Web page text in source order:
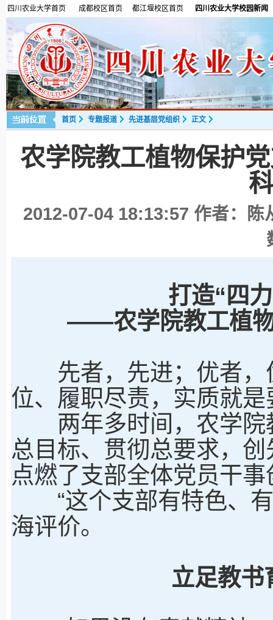
四川农业大学首页 成都校区首页 都江堰校区首页 四川农业大学校园新闻
首页 专题报道 先进基层党组织 正文
农学院教工植物保护
2012-07-04 18:13:57 作者：陈
打造“四
——农学院教工植物
先者，先进；优者，
位、履职尽责，实质就
两年多时间，农学院
总目标、贯彻总要求，
点燃了支部全体党员干
“这个支部有特色、有
海评价。
立足教书